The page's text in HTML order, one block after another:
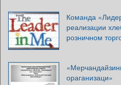
Команда
реализации
розничном
ораганизаци»